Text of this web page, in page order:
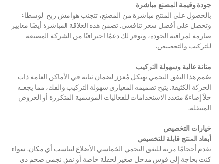
جودة وقيمة المصنع مباشرة
بالحصول على المنتج مباشرة من المصنع، تتجنب هوامش ربح الوسطاء
وتحصل على أفضل سعر تنافسي. تضمن هذه العلاقة المباشرة أيضًا معايير
صارمة لمراقبة الجودة، وتوفر لك دعمًا احترافيًا من الشركة المصنعة
للتركيب والتخصيص.
متانة عالية وسهولة التركيب
صُمم هذا النفق النجمي بهيكل مُعزز لضمان ثباته في الأماكن العامة ذات
الحركة الكثيفة. يتيح تصميمه المعياري سهولة التركيب والفك، مما يجعله
حلاً إضاءةً متعدد الاستخدامات للفعاليات الموسمية المتكررة أو العروض
المتنقلة.
خيارات التخصيص
أبعاد المنتج قابلة للتخصيص
نقدم أحجامًا مرنة للنفق النجمي الخماسي الأضلاع لتناسب أي مكان. سواء
كنت بحاجة إلى قوس مدخل صغير لحفلة خاصة أو نفق نجمي ضخم ذي